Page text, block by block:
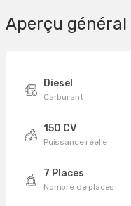
Aperçu général
Diesel
Carburant
150 CV
Puissance réelle
7 Places
Nombre de places